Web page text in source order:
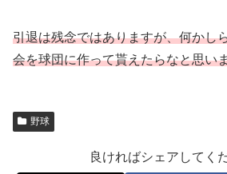
引退は残念ではありますが、何かし
会を球団に作って貰えたらなと思い
野球
良ければシェアしてく